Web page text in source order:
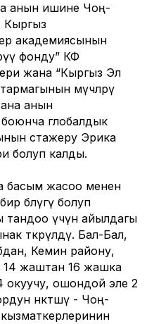
анын ишине Чоң-
Кыргыз
академиясынын
фонду” КФ
жана “Кыргыз Эл
мүчөлөрү
анын
глобалдык
стажеру Эрика
болуп калды.
басым жасоо менен
бөлүгү болуп
тандоо үчүн айылдагы
өткөрүлдү. Бал-Бал,
Кемин району,
жаштан 16 жашка
окуучу, ошондой эле 2
өнөктөшү - Чоң-